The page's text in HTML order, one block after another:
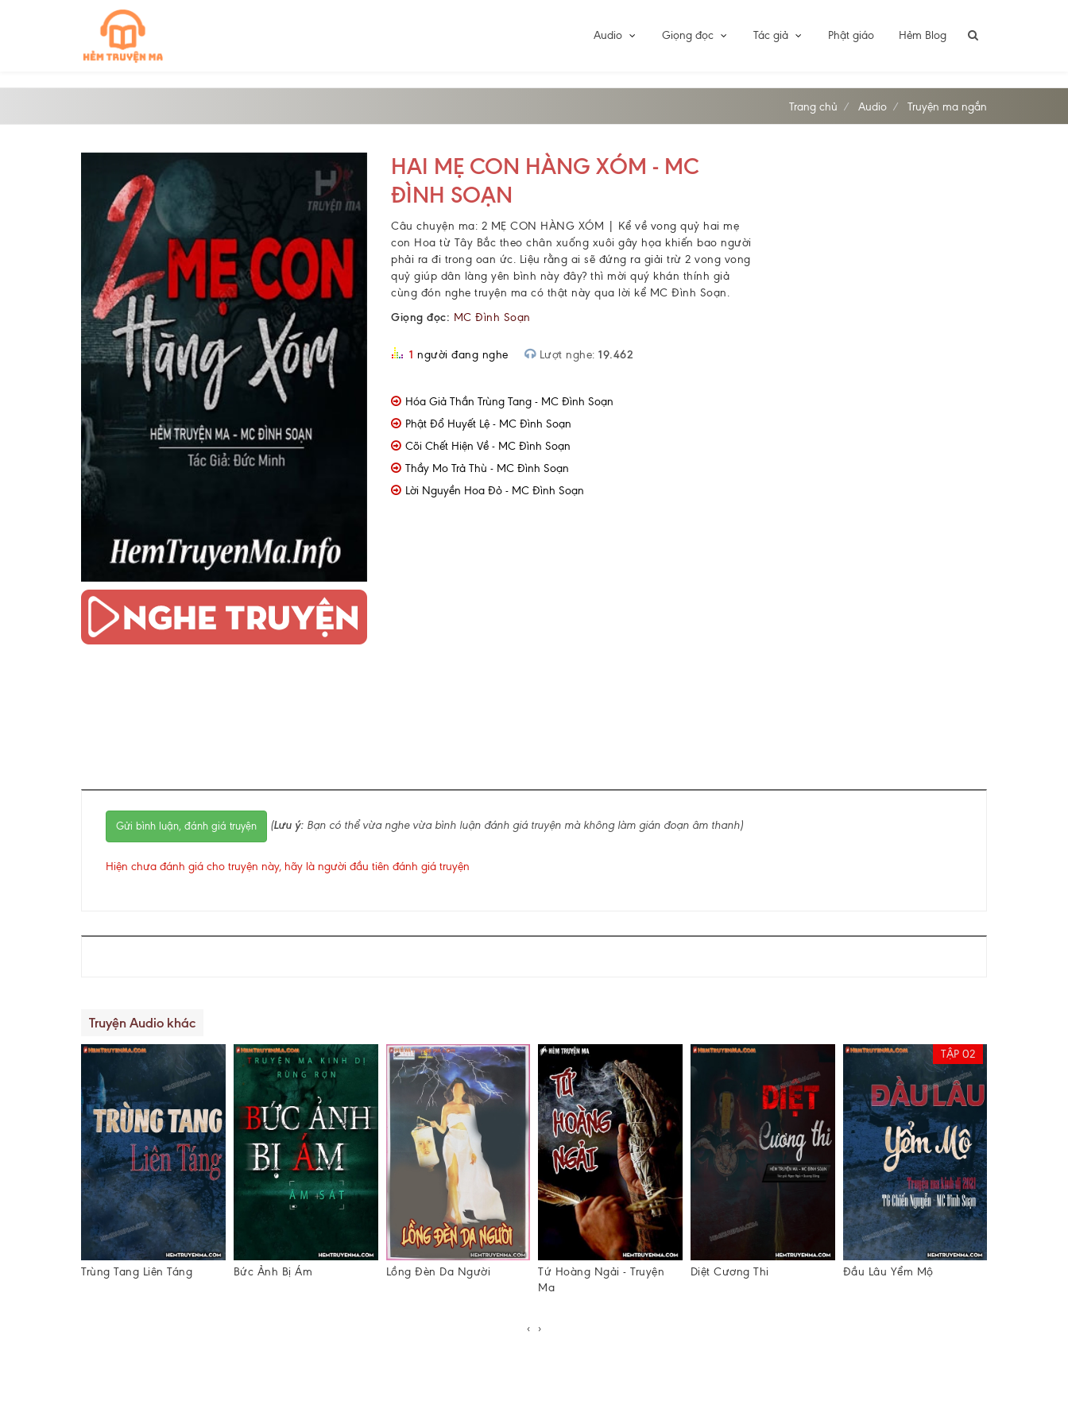
Audio Giọng đọc Tác giả Phật giáo Hẻm Blog
Trang chủ Audio Truyện ma ngắn
HAI MẸ CON HÀNG XÓM - MC
ĐÌNH SOẠN
Câu chuyện ma: 2 MẸ CON HÀNG XÓM | Kể về vong quỷ hai mẹ
con Hoa từ Tây Bắc theo chân xuống xuôi gây họa khiến bao người
phải ra đi trong oan ức. Liệu rằng ai sẽ đứng ra giải trừ 2 vong vong
quỷ giúp dân làng yên bình này đây? thì mời quý khán thính giả
cùng đón nghe truyện ma có thật này qua lời kể MC Đình Soạn.
Giọng đọc: MC Đình Soạn
1 người đang nghe Lượt nghe: 19.462
Hóa Giả Thần Trùng Tang - MC Đình Soạn
Phật Đổ Huyết Lệ - MC Đình Soạn
Cõi Chết Hiện Về - MC Đình Soạn
Thầy Mo Trả Thù - MC Đình Soạn
Lời Nguyền Hoa Đỏ - MC Đình Soạn
Gửi bình luận, đánh giá truyện (Lưu ý: Bạn có thể vừa nghe vừa bình luận đánh giá truyện mà không làm gián đoạn âm thanh)
Hiện chưa đánh giá cho truyện này, hãy là người đầu tiên đánh giá truyện
Truyện Audio khác
Trùng Tang Liên Táng Bức Ảnh Bị Ám Lồng Đèn Da Người
Tứ Hoàng Ngải - Truyện
Ma
Diệt Cương Thi
TẬP 02
Đầu Lâu Yểm Mộ
‹ ›